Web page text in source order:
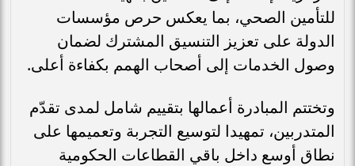
للتأمين الصحي، بما يعكس حرص مؤسسات
الدولة على تعزيز التنسيق المشترك لضمان
وصول الخدمات إلى أصحاب الهمم بكفاءة أعلى.
وتختتم المبادرة أعمالها بتقييم شامل لمدى تقدّم
المتدربين، تمهيدا لتوسيع التجربة وتعميمها على
نطاق أوسع داخل باقي القطاعات الحكومية